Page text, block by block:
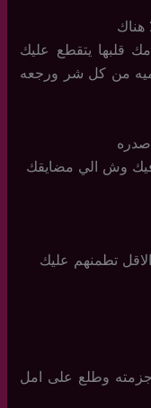
هناك
قلبها يتقطع عليك
من كل شر ورجعه
وش الي مضايقك
تطمنهم عليك
وطلع على امل